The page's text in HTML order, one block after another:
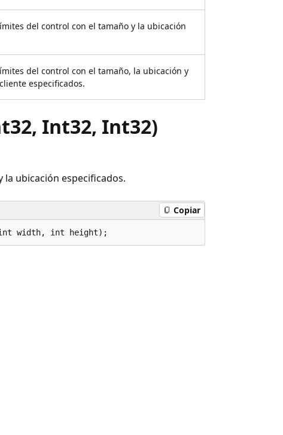
del control con el tamaño y la ubicación
del control con el tamaño, la ubicación y
especificados.
Int32, Int32)
ubicación especificados.
Copiar
int width, int height);